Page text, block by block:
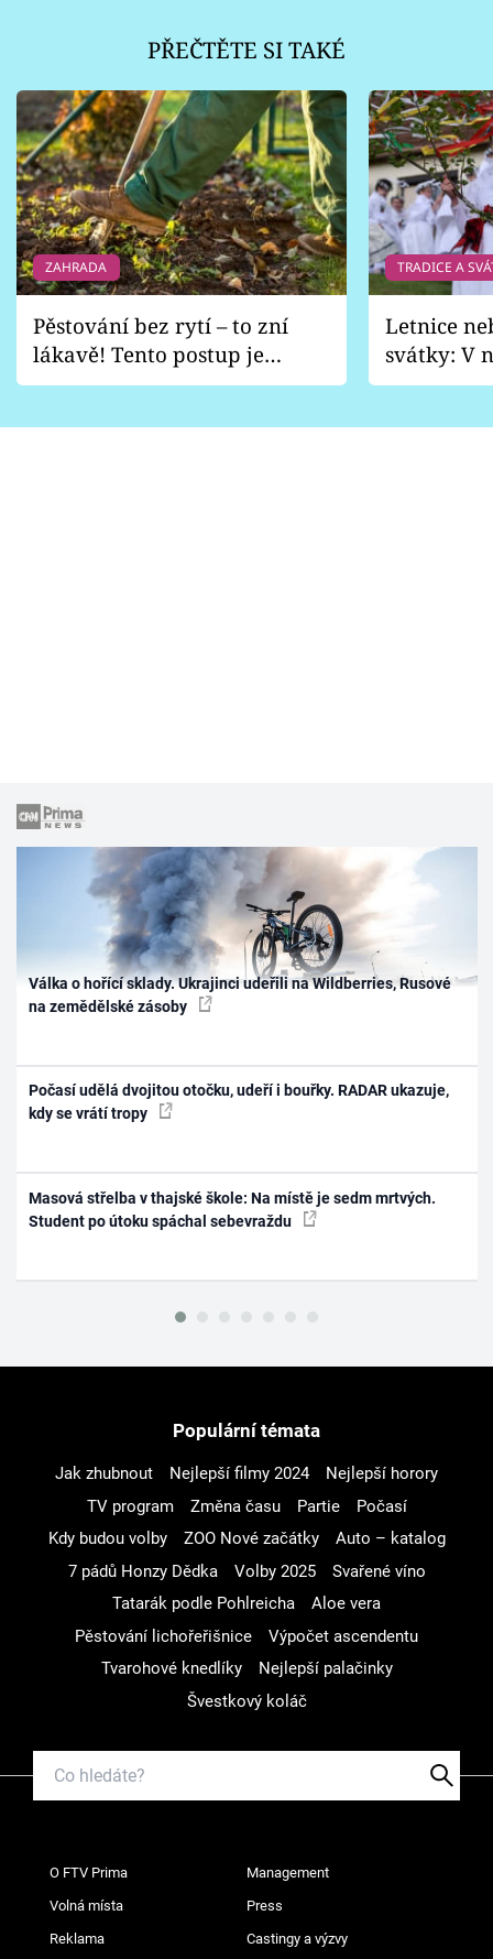
PŘEČTĚTE SI TAKÉ
ZAHRADA
Pěstování bez rytí – to zní
lákavě! Tento postup je
vhodný jen pro některé
TRADICE A
Letnice
svátky: V
pondělí
Válka o hořící sklady. Ukrajinci udeřili na Wildberries, Rusové
na zemědělské zásoby
Počasí udělá dvojitou otočku, udeří i bouřky. RADAR ukazuje,
kdy se vrátí tropy
Masová střelba v thajské škole: Na místě je sedm mrtvých.
Student po útoku spáchal sebevraždu
Populární témata
Jak zhubnout Nejlepší filmy 2024
Nejlepší horory
TV program
Změna času Partie
Počasí
Kdy budou volby
ZOO Nové začátky
Auto – katalog
7 pádů Honzy Dědka
Volby 2025
Svařené víno
Tatarák podle Pohlreicha
Aloe vera
Pěstování lichořeřišnice
Výpočet ascendentu
Tvarohové knedlíky
Nejlepší palačinky
Švestkový koláč
O FTV Prima Management
Volná místa Press
Reklama Castingy a výzvy